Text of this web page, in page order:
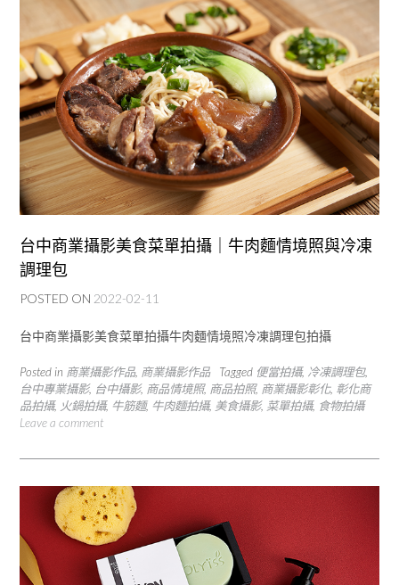
台中商業攝影美食菜單拍攝｜牛肉麵情境照與冷凍
調理包
POSTED ON 2022-02-11
台中商業攝影美食菜單拍攝牛肉麵情境照冷凍調理包拍攝
Posted in 商業攝影作品, 商業攝影作品 Tagged 便當拍攝, 冷凍調理包,
台中專業攝影, 台中攝影, 商品情境照, 商品拍照, 商業攝影彰化, 彰化商
品拍攝, 火鍋拍攝, 牛筋麵, 牛肉麵拍攝, 美食攝影, 菜單拍攝, 食物拍攝
Leave a comment